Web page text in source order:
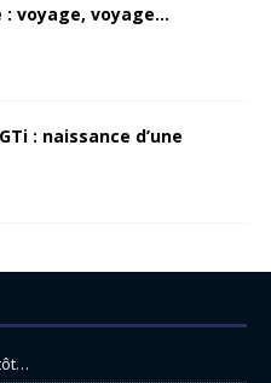
: voyage, voyage…
: naissance d’une